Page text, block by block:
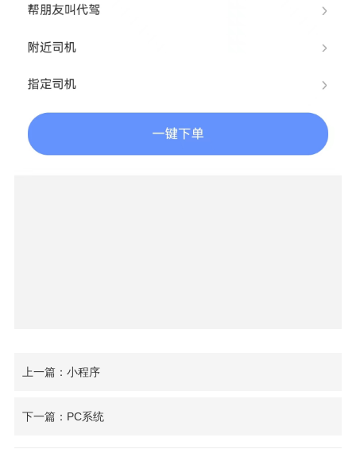
上一篇：小程序
下一篇：PC系统